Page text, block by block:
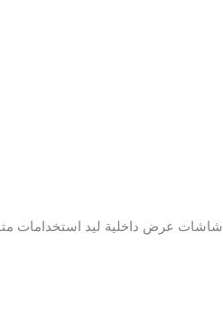
شاشات عرض داخلية ليد استخدامات